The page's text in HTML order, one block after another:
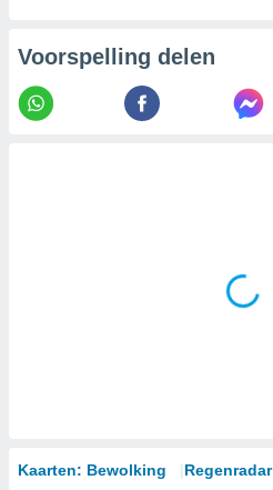
Voorspelling delen
Kaarten: Bewolking Regenradar